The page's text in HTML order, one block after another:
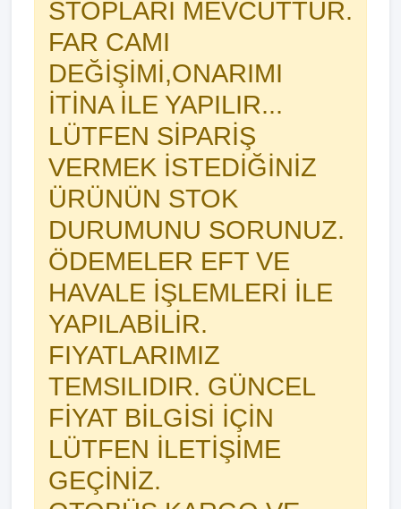
STOPLARI MEVCUTTUR.
FAR CAMI
DEĞİŞİMİ,ONARIMI
İTİNA İLE YAPILIR...
LÜTFEN SİPARİŞ
VERMEK İSTEDİĞİNİZ
ÜRÜNÜN STOK
DURUMUNU SORUNUZ.
ÖDEMELER EFT VE
HAVALE İŞLEMLERİ İLE
YAPILABİLİR.
FIYATLARIMIZ
TEMSILIDIR. GÜNCEL
FİYAT BİLGİSİ İÇİN
LÜTFEN İLETİŞİME
GEÇİNİZ.